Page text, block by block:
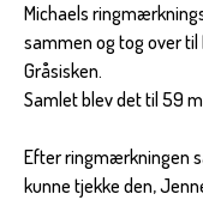
Michaels
sammen og tog over til
Gråsisken.
Samlet blev det til 59
Efter ringmærkningen
kunne tjekke den,